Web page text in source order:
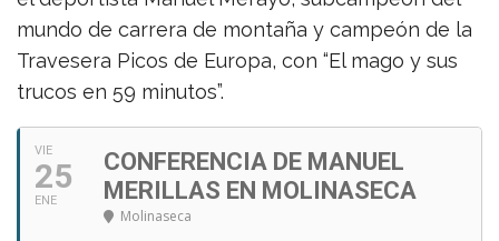
mundo de carrera de montaña y campeón de la
Travesera Picos de Europa, con “El mago y sus
trucos en 59 minutos”.
VIE
25
ENE
CONFERENCIA DE MANUEL
MERILLAS EN MOLINASECA
Molinaseca